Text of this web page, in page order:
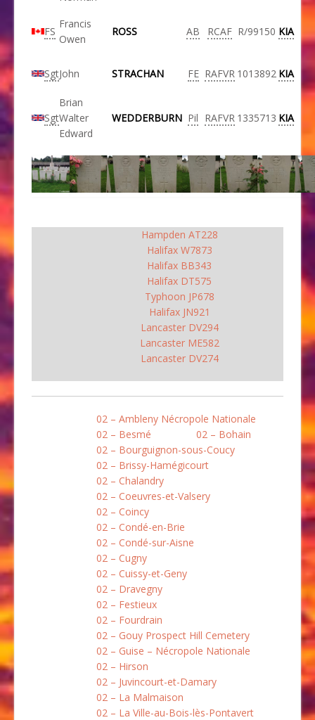
FS
Francis
Owen
ROSS AB RCAF R/99150 KIA
SgtJohn STRACHAN FE RAFVR 1013892 KIA
Sgt
Brian
Walter
Edward
WEDDERBURN Pil RAFVR 1335713 KIA
Hampden AT228
Halifax W7873
Halifax BB343
Halifax DT575
Typhoon JP678
Halifax JN921
Lancaster DV294
Lancaster ME582
Lancaster DV274
02 – Ambleny Nécropole Nationale
02 – Besmé
02 – Bohain
02 – Bourguignon-sous-Coucy
02 – Brissy-Hamégicourt
02 – Chalandry
02 – Coeuvres-et-Valsery
02 – Coincy
02 – Condé-en-Brie
02 – Condé-sur-Aisne
02 – Cugny
02 – Cuissy-et-Geny
02 – Dravegny
02 – Festieux
02 – Fourdrain
02 – Gouy Prospect Hill Cemetery
02 – Guise – Nécropole Nationale
02 – Hirson
02 – Juvincourt-et-Damary
02 – La Malmaison
02 – La Ville-au-Bois-lès-Pontavert